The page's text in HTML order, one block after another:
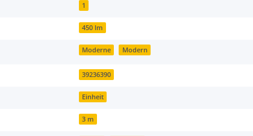
1
450 lm
Moderne Modern
39236390
Einheit
3 m